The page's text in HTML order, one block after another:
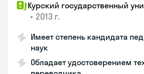
Курский государственный
• 2013 г.
Имеет степень кандидата
наук
Обладает удостоверением